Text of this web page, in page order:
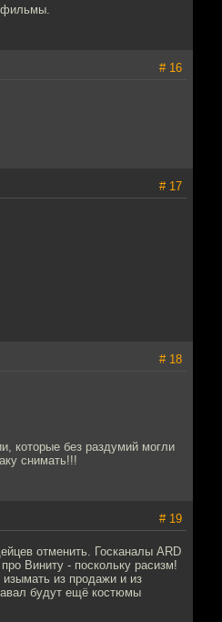
фильмы.
# 16
# 17
# 18
которые без раздумий могли
снимать!!!
# 19
отменить. Госканалы ARD
Виниту - поскольку расизм!
из продажи и из
будут ещё костюмы